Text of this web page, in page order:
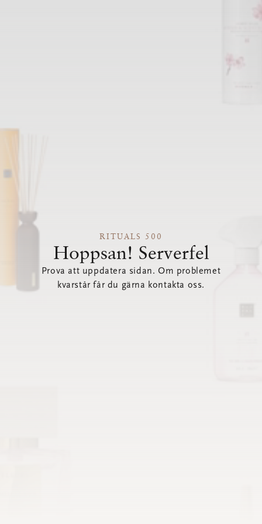
RITUALS 500
Hoppsan! Serverfel
Prova att uppdatera sidan. Om problemet
kvarstår får du gärna kontakta oss.